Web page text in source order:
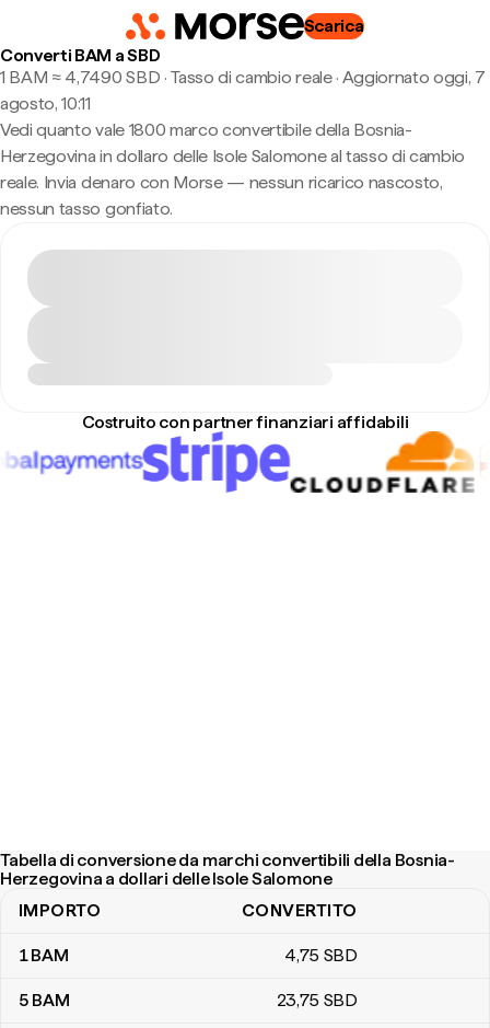
Scarica
Converti BAM a SBD
1 BAM ≈ 4,7490 SBD · Tasso di cambio reale· Aggiornato oggi, 7
agosto, 10:11
Vedi quanto vale 1800 marco convertibile della Bosnia-
Herzegovina in dollaro delle Isole Salomone al tasso di cambio
reale. Invia denaro con Morse — nessun ricarico nascosto,
nessun tasso gonfiato.
Costruito con partner finanziari affidabili
Tabella di conversione da marchi convertibili della Bosnia-
Herzegovina a dollari delle Isole Salomone
Tabella di conversione da marchi convertibili della Bosnia-
IMPORTO CONVERTITO
1BAM 4,75 SBD
5 BAM 23,75 SBD